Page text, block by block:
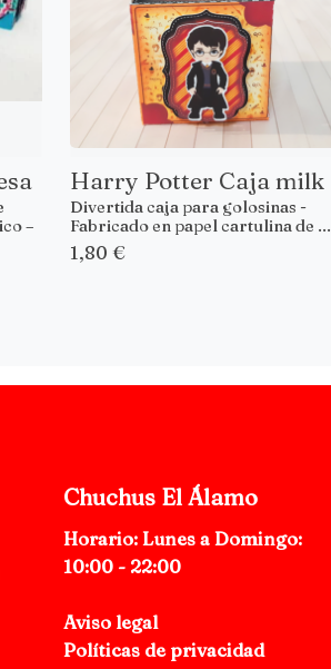
–
Harry Potter Caja milk
Divertida caja para golosinas -
Fabricado en papel cartulina de ...
1,80 €
Chuchus El Álamo
Horario: Lunes a Domingo:
10:00 - 22:00
Aviso legal
Políticas de privacidad